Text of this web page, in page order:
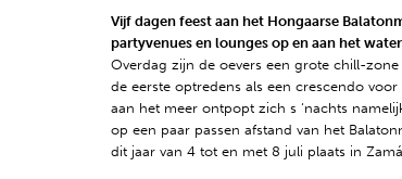
Vijf dagen feest aan het Hongaarse
partyvenues en lounges op en aan het
Overdag zijn de oevers een grote chill-
de eerste optredens als een crescendo
aan het meer ontpopt zich s ‘nachts
op een paar passen afstand van het
dit jaar van 4 tot en met 8 juli plaats in